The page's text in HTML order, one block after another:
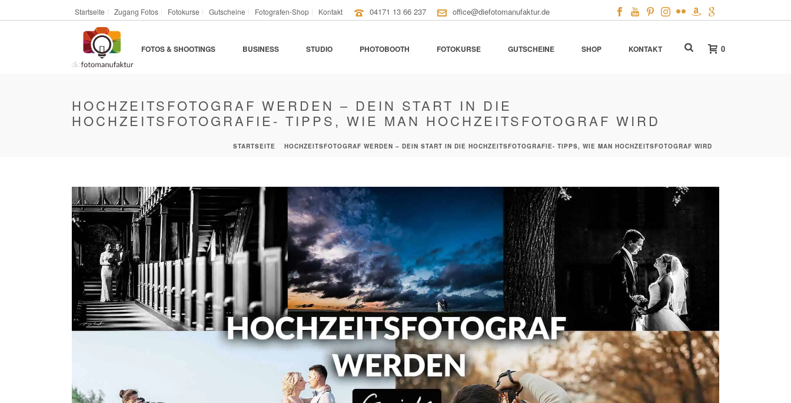
Startseite Zugang Fotos Fotokurse Gutscheine Fotografen-Shop Kontakt 04171 13 66 237 office@diefotomanufaktur.de
FOTOS & SHOOTINGS BUSINESS STUDIO PHOTOBOOTH FOTOKURSE GUTSCHEINE SHOP KONTAKT 0
HOCHZEITSFOTOGRAF WERDEN – DEIN START IN DIE
HOCHZEITSFOTOGRAFIE- TIPPS, WIE MAN HOCHZEITSFOTOGRAF WIRD
STARTSEITE HOCHZEITSFOTOGRAF WERDEN – DEIN START IN DIE HOCHZEITSFOTOGRAFIE- TIPPS, WIE MAN HOCHZEITSFOTOGRAF WIRD